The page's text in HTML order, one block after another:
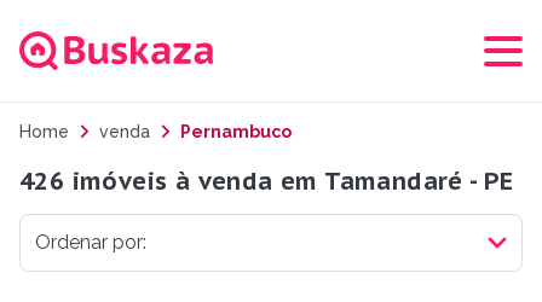
Home venda Pernambuco
426 imóveis à venda em Tamandaré - PE